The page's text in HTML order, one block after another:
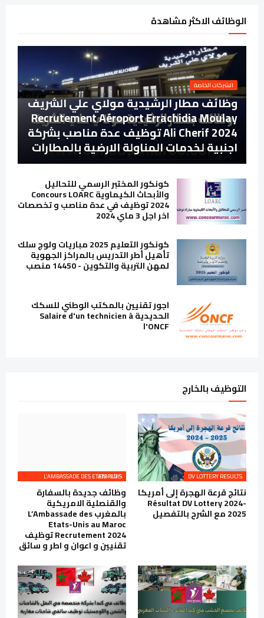
الوظائف الاكثر مشاهدة
الشركات الخاصة
وظائف مطار الرشيدية مولاي علي الشريف
Recrutement Aéroport Errachidia Moulay
Ali Cherif 2024 توظيف عدة مناصب بشركة
اجنبية لخدمات المناولة الارضية بالمطارات
كونكور المختبر الرسمي للتحاليل
والأبحاث الكيماوية Concours LOARC
2024 توظيف في عدة مناصب و تخصصات
اخر اجل 3 ماي 2024
كونكور التعليم 2025 مباريات ولوج سلك
تأهيل أطر التدريس بالمراكز الجهوية
لمهن التربية والتكوين - 14450 منصب
اجور تقنيين بالمكتب الوطني للسكك
الحديدية Salaire d'un technicien à
l'ONCF
التوظيف بالخارج
DV LOTTERY RESULTS
نتائج قرعة الهجرة إلى أمريكا
Résultat DV Lottery 2024-
2025 مع الشرح بالتفصيل
L’AMBASSADE DES ETATS-UNIS EMPLOIS
وظائف جديدة بالسفارة
والقنصلية الامريكية
بالمغرب L’Ambassade des
Etats-Unis au Maroc
Recrutement 2024 توظيف
تقنيين و اعوان و اطر و سائق